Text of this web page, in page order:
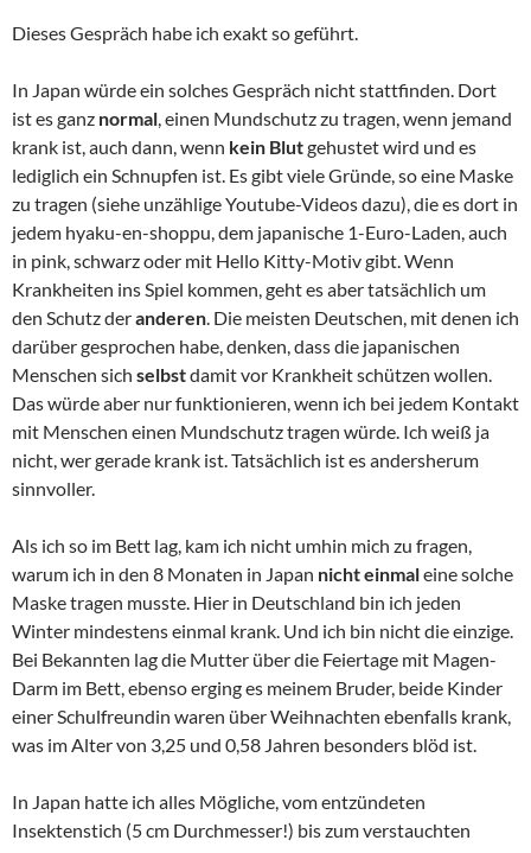
Dieses Gespräch habe ich exakt so geführt.
In Japan würde ein solches Gespräch nicht stattfinden. Dort
ist es ganz normal, einen Mundschutz zu tragen, wenn jemand
krank ist, auch dann, wenn kein Blutgehustet wird und es
lediglich ein Schnupfen ist. Es gibt viele Gründe, so eine Maske
zu tragen (siehe unzählige Youtube-Videos dazu), die es dort in
jedem hyaku-en-shoppu, dem japanische 1-Euro-Laden, auch
in pink, schwarz oder mit Hello Kitty-Motiv gibt. Wenn
Krankheiten ins Spiel kommen, geht es aber tatsächlich um
den Schutz deranderen. Die meisten Deutschen, mit denen ich
darüber gesprochen habe, denken, dass die japanischen
Menschen sich selbstdamit vor Krankheit schützen wollen.
Das würde aber nur funktionieren, wenn ich bei jedem Kontakt
mit Menschen einen Mundschutz tragen würde. Ich weiß ja
nicht, wer gerade krank ist. Tatsächlich ist es andersherum
sinnvoller.
Als ich so im Bett lag, kam ich nicht umhin mich zu fragen,
warum ich in den 8 Monaten in Japan nicht einmaleine solche
Maske tragen musste. Hier in Deutschland bin ich jeden
Winter mindestens einmal krank. Und ich bin nicht die einzige.
Bei Bekannten lag die Mutter über die Feiertage mit Magen-
Darm im Bett, ebenso erging es meinem Bruder, beide Kinder
einer Schulfreundin waren über Weihnachten ebenfalls krank,
was im Alter von 3,25 und 0,58 Jahren besonders blöd ist.
In Japan hatte ich alles Mögliche, vom entzündeten
Insektenstich (5 cm Durchmesser!) bis zum verstauchten